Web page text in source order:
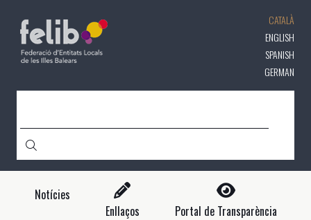
contingut
CATALÀ
ENGLISH
SPANISH
GERMAN
Notícies
Enllaços
Portal de Transparència